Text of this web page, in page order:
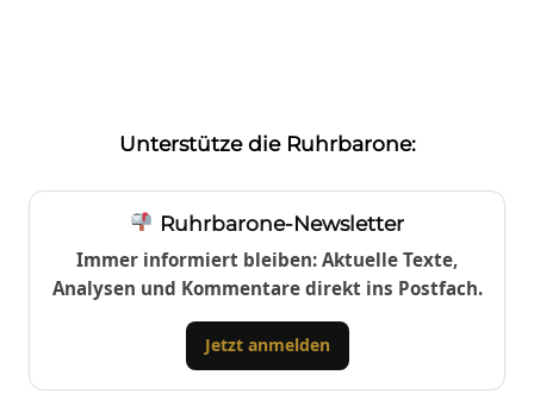
Unterstütze die Ruhrbarone:
Ruhrbarone-Newsletter
Immer informiert bleiben: Aktuelle Texte,
Analysen und Kommentare direkt ins Postfach.
Jetzt anmelden